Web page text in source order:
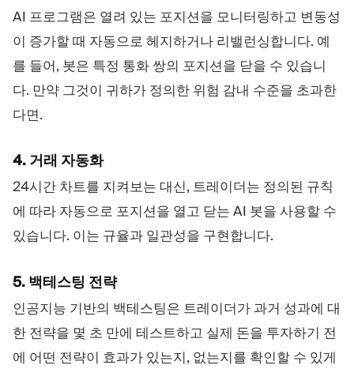
AI 프로그램은 열려 있는 포지션을 모니터링하고 변동성
이 증가할 때 자동으로 헤지하거나 리밸런싱합니다. 예
를 들어, 봇은 특정 통화 쌍의 포지션을 닫을 수 있습니
다. 만약 그것이 귀하가 정의한 위험 감내 수준을 초과한
다면.
4. 거래 자동화
24시간 차트를 지켜보는 대신, 트레이더는 정의된 규칙
에 따라 자동으로 포지션을 열고 닫는 AI 봇을 사용할 수
있습니다. 이는 규율과 일관성을 구현합니다.
5. 백테스팅 전략
인공지능 기반의 백테스팅은 트레이더가 과거 성과에 대
한 전략을 몇 초 만에 테스트하고 실제 돈을 투자하기 전
에 어떤 전략이 효과가 있는지, 없는지를 확인할 수 있게